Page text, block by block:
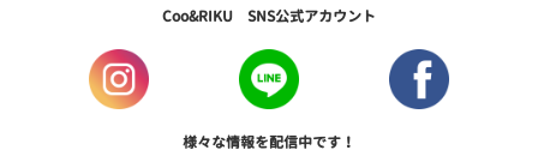
Coo&RIKU SNS公式アカウント
様々な情報を配信中です！